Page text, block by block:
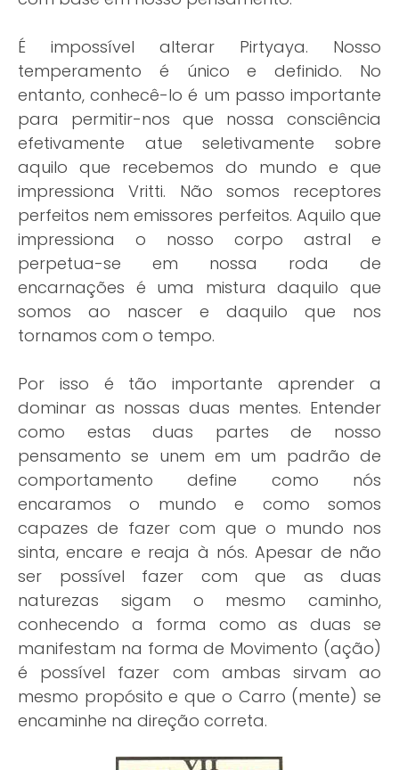
É impossível alterar Pirtyaya. Nosso
temperamento é único e definido. No
entanto, conhecê-lo é um passo importante
para permitir-nos que nossa consciência
efetivamente atue seletivamente sobre
aquilo que recebemos do mundo e que
impressiona Vritti. Não somos receptores
perfeitos nem emissores perfeitos. Aquilo que
impressiona o nosso corpo astral e
perpetua-se em nossa roda de
encarnações é uma mistura daquilo que
somos ao nascer e daquilo que nos
tornamos com o tempo.
Por isso é tão importante aprender a
dominar as nossas duas mentes. Entender
como estas duas partes de nosso
pensamento se unem em um padrão de
comportamento define como nós
encaramos o mundo e como somos
capazes de fazer com que o mundo nos
sinta, encare e reaja à nós. Apesar de não
ser possível fazer com que as duas
naturezas sigam o mesmo caminho,
conhecendo a forma como as duas se
manifestam na forma de Movimento (ação)
é possível fazer com ambas sirvam ao
mesmo propósito e que o Carro (mente) se
encaminhe na direção correta.